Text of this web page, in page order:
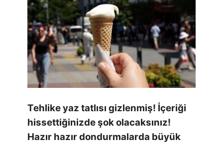
Tehlike yaz tatlısı gizlenmiş! İçeriği
hissettiğinizde şok olacaksınız!
Hazır hazır dondurmalarda büyük